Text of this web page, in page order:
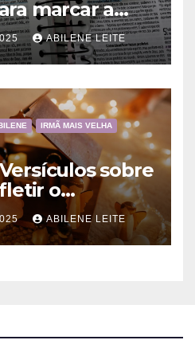
marcar a
ABILENE LEITE
IRMÃ MAIS VELHA
sobre
o
Jesus
ABILENE LEITE